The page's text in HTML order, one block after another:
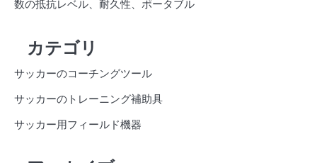
数の抵抗レベル、耐久性、ポータブル
カテゴリ
サッカーのコーチングツール
サッカーのトレーニング補助具
サッカー用フィールド機器